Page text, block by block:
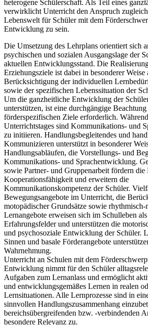
heterogene Schülerschaft. Als Teil eines
verwirklicht Unterricht den Anspruch
Lebenswelt für Schüler mit dem
Entwicklung zu sein.
Die Umsetzung des Lehrplans orientiert sich
psychischen und sozialen Ausgangslage der
aktuellen Entwicklungsstand. Die
Erziehungsziele ist dabei in besonderer Weise
Berücksichtigung der individuellen
sowie der spezifischen Lebenssituation der
Um die ganzheitliche Entwicklung der
unterstützen, ist eine durchgängige Beachtung
förderspezifischen Ziele erforderlich.
Unterrichtstages sind Kommunikations- und
zu initiieren. Handlungsbegleitendes und
Kommunizieren unterstützt in besonderer
Handlungsabläufen, die Vorstellungs- und
Kommunikations- und Sprachentwicklung.
sowie Partner- und Gruppenarbeit fördern die
Kooperationsfähigkeit und erweitern die
Kommunikationskompetenz der Schüler.
Bewegungsangebote im Unterricht, die
motopädischer Grundsätze sowie rhythmisch-
Lernangebote erweisen sich im Schulleben
Erfahrungsfelder und unterstützen die
und psychosoziale Entwicklung der Schüler.
Sinnen und basale Förderangebote
Wahrnehmung.
Unterricht an Schulen mit dem
Entwicklung nimmt für den Schüler
Aufgaben zum Lernanlass und ermöglicht
und entwicklungsgemäßes Lernen in realen
Lernsituationen. Alle Lernprozesse sind in
sinnvollen Handlungszusammenhang
bereichsübergreifenden bzw. -verbindenden
besondere Relevanz zu.